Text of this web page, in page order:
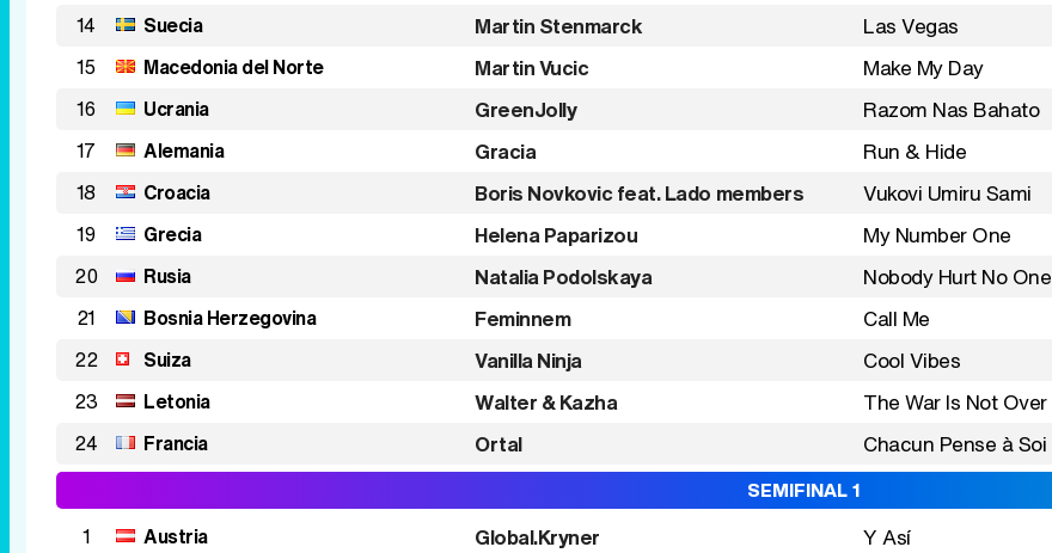
14 Suecia Martin Stenmarck Las Vegas
15 Macedonia del Norte Martin Vucic Make My Day
16 Ucrania GreenJolly Razom Nas Bahato
17 Alemania Gracia Run & Hide
18 Croacia Boris Novkovic feat. Lado members Vukovi Umiru Sami
19 Grecia Helena Paparizou My Number One
20 Rusia Natalia Podolskaya Nobody Hurt No One
21 Bosnia Herzegovina Feminnem Call Me
22 Suiza Vanilla Ninja Cool Vibes
23 Letonia Walter & Kazha The War Is Not Over
24 Francia Ortal Chacun Pense à Soi
SEMIFINAL 1
1 Austria Global.Kryner Y Así